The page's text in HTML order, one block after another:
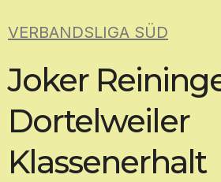
to
VERBANDSLIGA SÜD
Joker
Dortelweiler
Klassenerhalt